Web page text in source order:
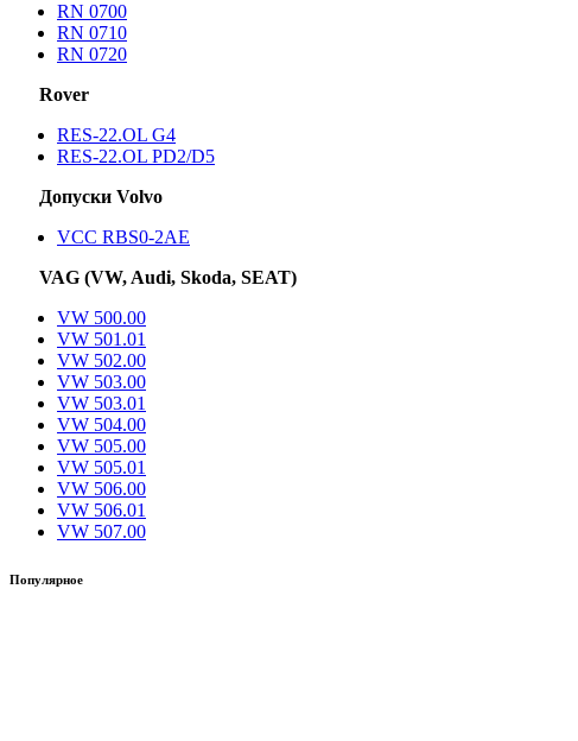
RN 0700
RN 0710
RN 0720
Rover
RES-22.OL G4
RES-22.OL PD2/D5
Допуски Volvo
VCC RBS0-2AE
VAG (VW, Audi, Skoda, SEAT)
VW 500.00
VW 501.01
VW 502.00
VW 503.00
VW 503.01
VW 504.00
VW 505.00
VW 505.01
VW 506.00
VW 506.01
VW 507.00
Популярное